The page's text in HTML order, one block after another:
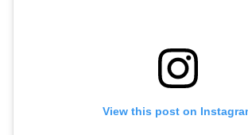
View this post on